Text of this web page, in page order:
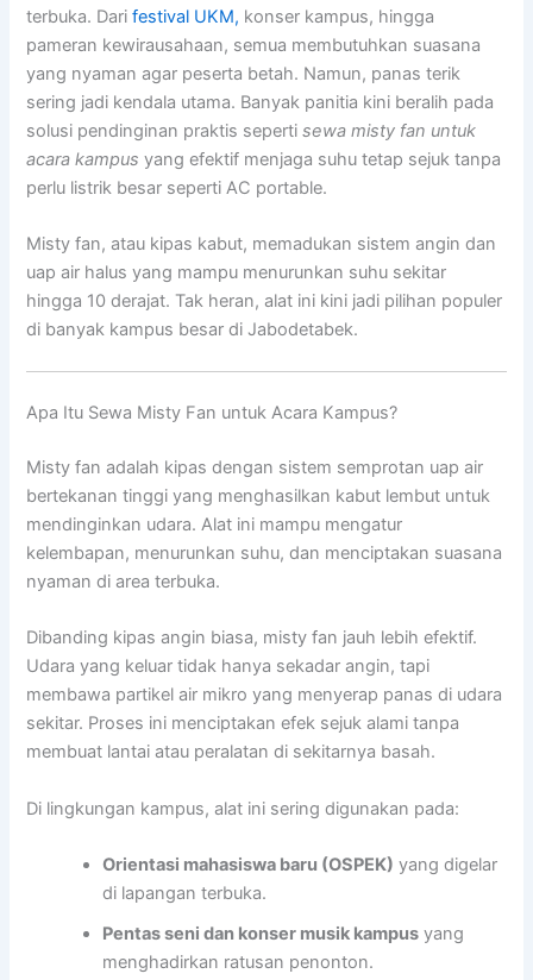
terbuka. Darifestival UKM, konser kampus, hingga
pameran kewirausahaan, semua membutuhkan suasana
yang nyaman agar peserta betah. Namun, panas terik
sering jadi kendala utama. Banyak panitia kini beralih pada
solusi pendinginan praktis sepertisewa misty fan untuk
acara kampus yang efektif menjaga suhu tetap sejuk tanpa
perlu listrik besar seperti AC portable.
Misty fan, atau kipas kabut, memadukan sistem angin dan
uap air halus yang mampu menurunkan suhu sekitar
hingga 10 derajat. Tak heran, alat ini kini jadi pilihan populer
di banyak kampus besar di Jabodetabek.
Apa Itu Sewa Misty Fan untuk Acara Kampus?
Misty fan adalah kipas dengan sistem semprotan uap air
bertekanan tinggi yang menghasilkan kabut lembut untuk
mendinginkan udara. Alat ini mampu mengatur
kelembapan, menurunkan suhu, dan menciptakan suasana
nyaman di area terbuka.
Dibanding kipas angin biasa, misty fan jauh lebih efektif.
Udara yang keluar tidak hanya sekadar angin, tapi
membawa partikel air mikro yang menyerap panas di udara
sekitar. Proses ini menciptakan efek sejuk alami tanpa
membuat lantai atau peralatan di sekitarnya basah.
Di lingkungan kampus, alat ini sering digunakan pada:
Orientasi mahasiswa baru (OSPEK) yang digelar
di lapangan terbuka.
Pentas seni dan konser musik kampus yang
menghadirkan ratusan penonton.